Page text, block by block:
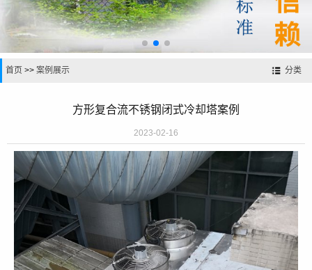
分类
首页 >> 案例展示
方形复合流不锈钢闭式冷却塔案例
2023-02-16